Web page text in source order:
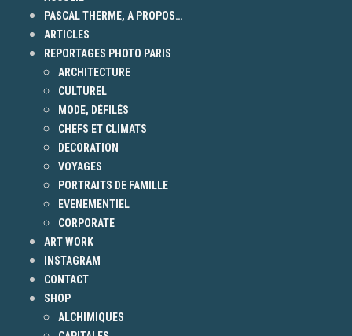
PASCAL THERME, A PROPOS…
ARTICLES
REPORTAGES PHOTO PARIS
ARCHITECTURE
CULTUREL
MODE, DÉFILÉS
CHEFS ET CLIMATS
DECORATION
VOYAGES
PORTRAITS DE FAMILLE
EVENEMENTIEL
CORPORATE
ART WORK
INSTAGRAM
CONTACT
SHOP
ALCHIMIQUES